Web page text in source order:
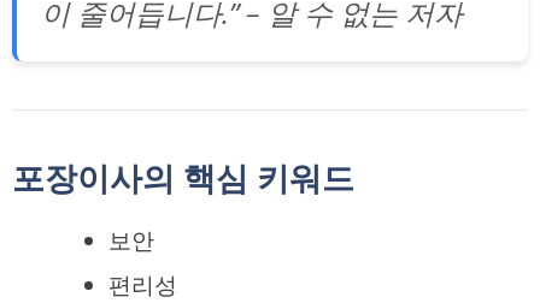
이 줄어듭니다.” – 알 수 없는 저자
포장이사의 핵심 키워드
보안
편리성